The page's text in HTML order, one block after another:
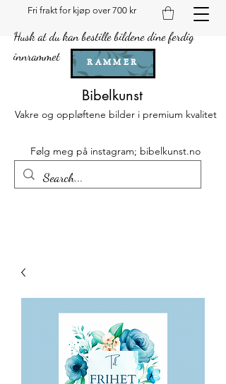
Fri frakt for kjøp over 700 kr
Husk at du kan bestille bildene dine ferdig
innrammet
RAMMER
Bibelkunst
Vakre og oppløftene bilder i premium kvalitet
Følg meg på instagram; bibelkunst.no